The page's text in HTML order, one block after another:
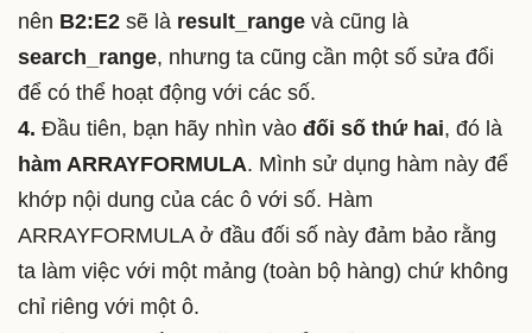
nên B2:E2 sẽ là result_range và cũng là
search_range, nhưng ta cũng cần một số sửa đổi
để có thể hoạt động với các số.
4. Đầu tiên, bạn hãy nhìn vào đối số thứ hai, đó là
hàm ARRAYFORMULA. Mình sử dụng hàm này để
khớp nội dung của các ô với số. Hàm
ARRAYFORMULA ở đầu đối số này đảm bảo rằng
ta làm việc với một mảng (toàn bộ hàng) chứ không
chỉ riêng với một ô.